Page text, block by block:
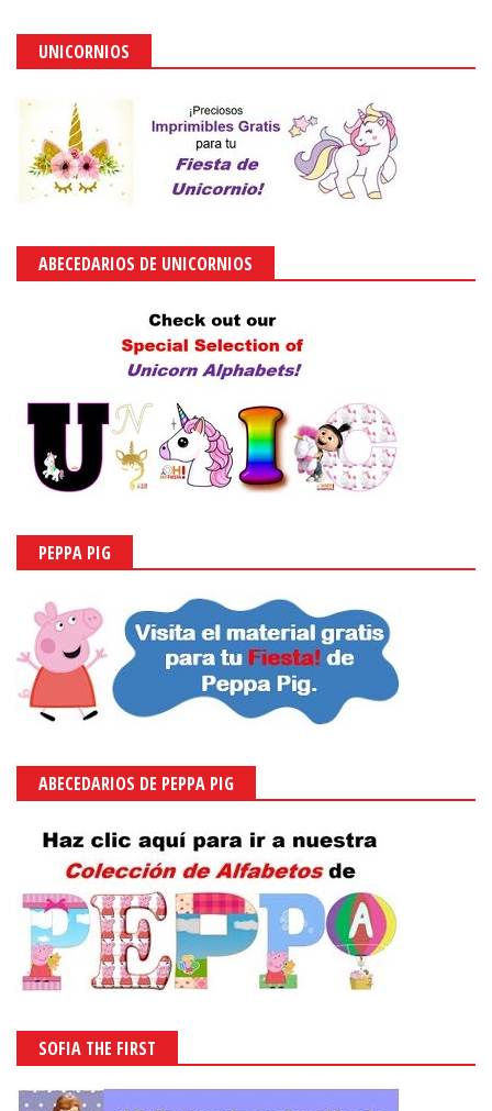
UNICORNIOS
ABECEDARIOS DE UNICORNIOS
PEPPA PIG
ABECEDARIOS DE PEPPA PIG
SOFIA THE FIRST